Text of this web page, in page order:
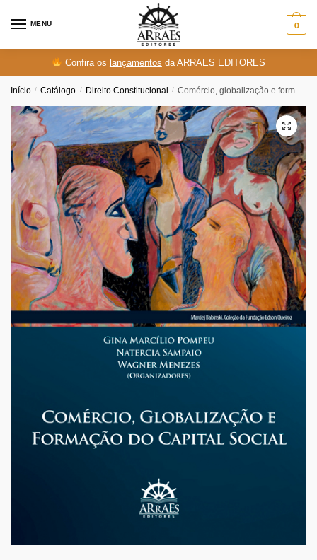
MENU 0
Confira os lançamentos da ARRAES EDITORES
Início / Catálogo / Direito Constitucional / Comércio, globalização e formação do capital social